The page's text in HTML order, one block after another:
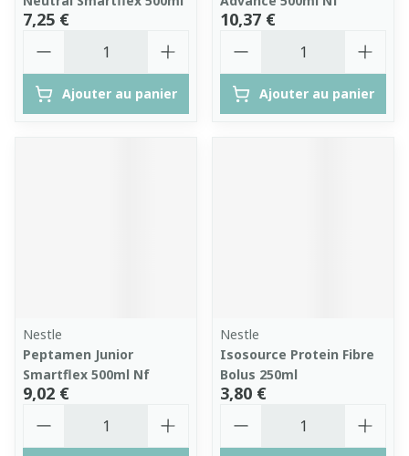
7,25 €
Ajouter au panier
10,37 €
Ajouter au panier
Nestle
Peptamen Junior
Smartflex 500ml Nf
9,02 €
Nestle
Isosource Protein Fibre
Bolus 250ml
3,80 €